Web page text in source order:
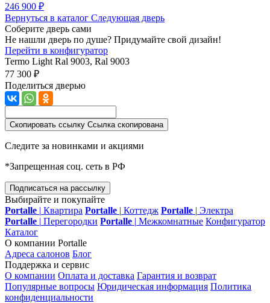
246 900 ₽
Вернуться в каталог Следующая дверь
Соберите дверь сами
Не нашли дверь по душе? Придумайте свой дизайн!
Перейти в конфигуратор
Termo Light Ral 9003, Ral 9003
77 300 ₽
Поделиться дверью
Скопировать ссылку Ссылка скопирована
Следите за новинками и акциями
*Запрещенная соц. сеть в РФ
Подписаться на рассылку
Выбирайте и покупайте
Portalle | Квартира Portalle | Коттедж Portalle | Электра
Portalle | Перегородки Portalle | Межкомнатные Конфигуратор
Каталог
О компании Portalle
Адреса салонов Блог
Поддержка и сервис
О компании Оплата и доставка Гарантия и возврат
Популярные вопросы Юридическая информация Политика
конфиденциальности